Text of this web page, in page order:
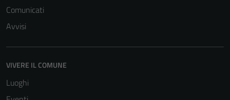
Comunicati
Avvisi
VIVERE IL COMUNE
Luoghi